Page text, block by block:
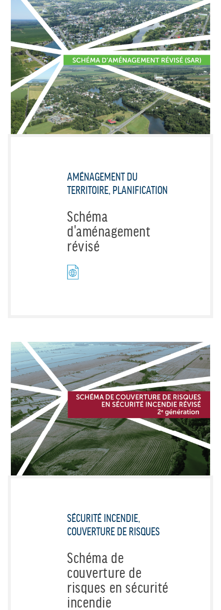
AMÉNAGEMENT DU
TERRITOIRE, PLANIFICATION
Schéma
d'aménagement
révisé
SÉCURITÉ INCENDIE,
COUVERTURE DE RISQUES
Schéma de
couverture de
risques en sécurité
incendie